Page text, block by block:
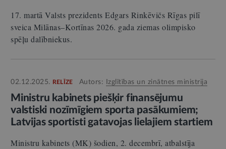
17. martā Valsts prezidents Edgars Rinkēvičs Rīgas pilī
sveica Milānas–Kortīnas 2026. gada ziemas olimpisko
spēļu dalībniekus.
02.12.2025. RELĪZE Autors: Izglītības un zinātnes ministrija
Ministru kabinets piešķir finansējumu
valstiski nozīmīgiem sporta pasākumiem;
Latvijas sportisti gatavojas lielajiem startiem
Ministru kabinets (MK) šodien, 2. decembrī, atbalstīja